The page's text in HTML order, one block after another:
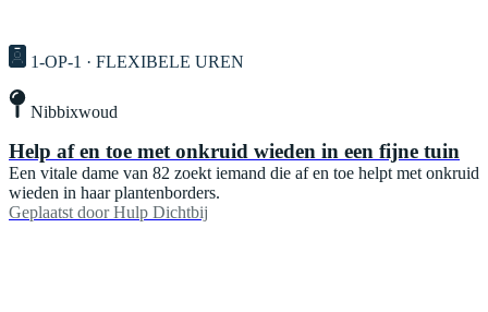
1-OP-1 · FLEXIBELE UREN
Nibbixwoud
Help af en toe met onkruid wieden in een fijne tuin
Een vitale dame van 82 zoekt iemand die af en toe helpt met onkruid
wieden in haar plantenborders.
Geplaatst door Hulp Dichtbij